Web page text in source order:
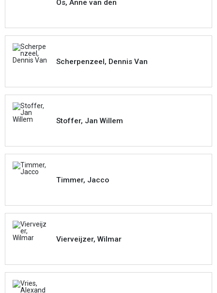
Os, Anne van den
Scherpenzeel, Dennis Van
Stoffer, Jan Willem
Timmer, Jacco
Vierveijzer, Wilmar